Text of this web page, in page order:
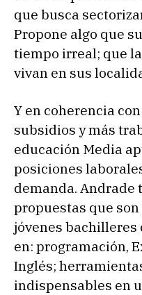
que busca
Propone algo que
tiempo irreal; que
vivan en sus
Y en coherencia
subsidios y más
educación Media
posiciones
demanda. Andrade
propuestas que
jóvenes bachilleres
en: programación,
Inglés;
indispensables en